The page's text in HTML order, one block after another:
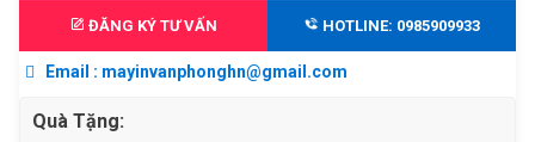
720.000 ₫.
HP
Cyan
ĐĂNG KÝ TƯ VẤN HOTLINE: 0985909933
Email : mayinvanphonghn@gmail.com
Quà Tặng: